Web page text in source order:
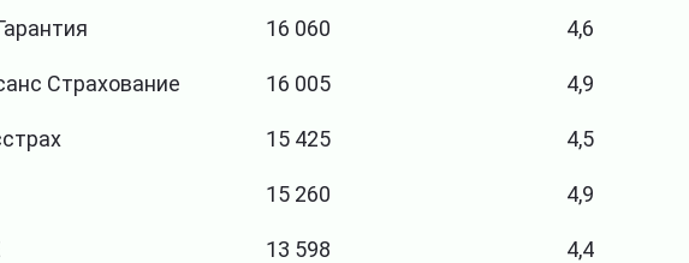
16 060 4,6
Страхование 16 005 4,9
15 425 4,5
15 260 4,9
13 598 4,4